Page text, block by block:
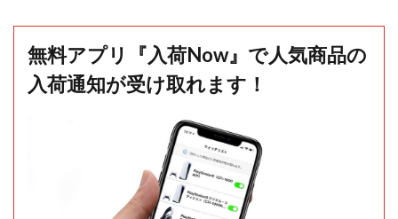
無料アプリ『入荷Now』で人気商品の
入荷通知が受け取れます！